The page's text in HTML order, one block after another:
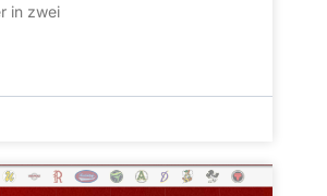
in zwei